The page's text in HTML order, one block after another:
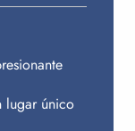
lugar único